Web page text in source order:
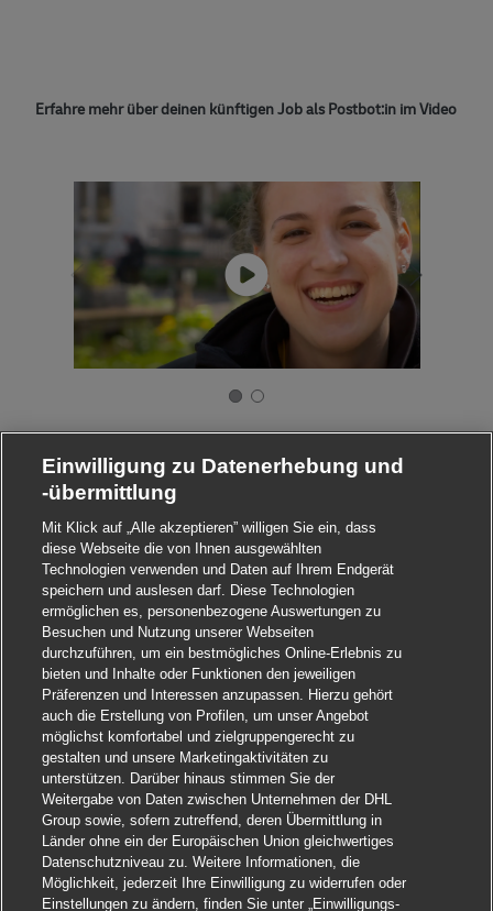
Erfahre mehr über deinen künftigen Job als Postbot:in im Video
Einwilligung zu Datenerhebung und
-übermittlung
Mit Klick auf „Alle akzeptieren” willigen Sie ein, dass
diese Webseite die von Ihnen ausgewählten
Technologien verwenden und Daten auf Ihrem Endgerät
speichern und auslesen darf. Diese Technologien
ermöglichen es, personenbezogene Auswertungen zu
Besuchen und Nutzung unserer Webseiten
durchzuführen, um ein bestmögliches Online-Erlebnis zu
bieten und Inhalte oder Funktionen den jeweiligen
Präferenzen und Interessen anzupassen. Hierzu gehört
auch die Erstellung von Profilen, um unser Angebot
möglichst komfortabel und zielgruppengerecht zu
gestalten und unsere Marketingaktivitäten zu
unterstützen. Darüber hinaus stimmen Sie der
Weitergabe von Daten zwischen Unternehmen der DHL
Group sowie, sofern zutreffend, deren Übermittlung in
Länder ohne ein der Europäischen Union gleichwertiges
Datenschutzniveau zu. Weitere Informationen, die
Möglichkeit, jederzeit Ihre Einwilligung zu widerrufen oder
Einstellungen zu ändern, finden Sie unter „Einwilligungs-